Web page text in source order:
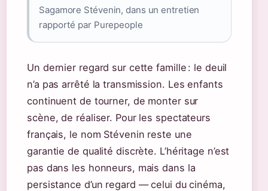
Sagamore Stévenin, dans un entretien
rapporté par Purepeople
Un dernier regard sur cette famille : le deuil
n’a pas arrêté la transmission. Les enfants
continuent de tourner, de monter sur
scène, de réaliser. Pour les spectateurs
français, le nom Stévenin reste une
garantie de qualité discrète. L’héritage n’est
pas dans les honneurs, mais dans la
persistance d’un regard — celui du cinéma,